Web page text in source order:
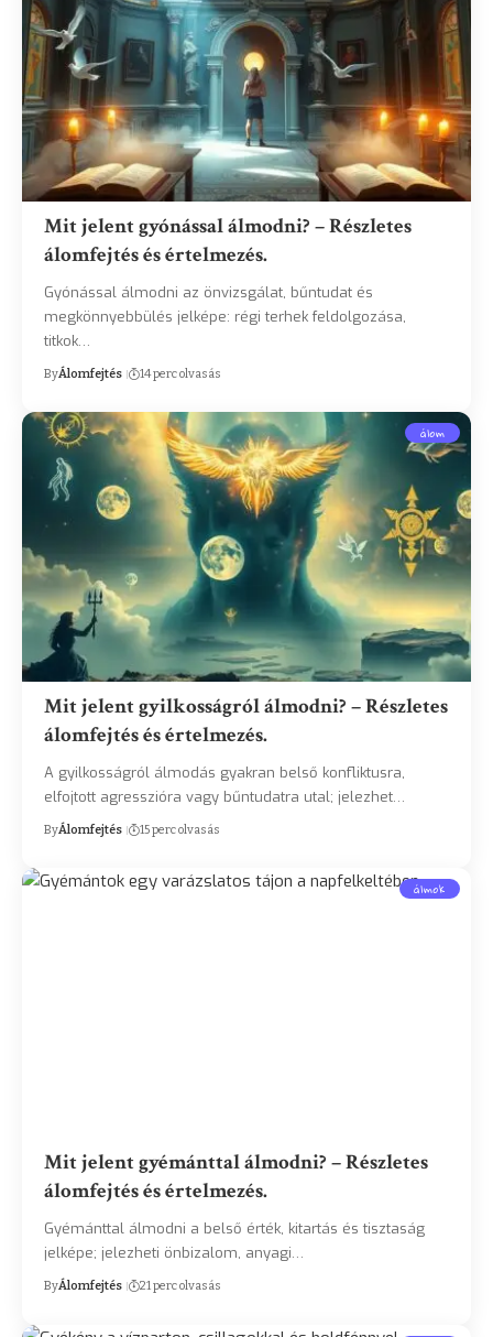
Mit jelent gyónással álmodni? – Részletes
álomfejtés és értelmezés.
Gyónással álmodni az önvizsgálat, bűntudat és
megkönnyebbülés jelképe: régi terhek feldolgozása,
titkok…
ByÁlomfejtés 14 perc olvasás
álom
Mit jelent gyilkosságról álmodni? – Részletes
álomfejtés és értelmezés.
A gyilkosságról álmodás gyakran belső konfliktusra,
elfojtott agresszióra vagy bűntudatra utal; jelezhet…
ByÁlomfejtés 15 perc olvasás
álmok
Mit jelent gyémánttal álmodni? – Részletes
álomfejtés és értelmezés.
Gyémánttal álmodni a belső érték, kitartás és tisztaság
jelképe; jelezheti önbizalom, anyagi…
ByÁlomfejtés 21 perc olvasás